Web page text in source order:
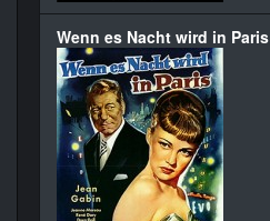
Wenn es Nacht wird in Paris